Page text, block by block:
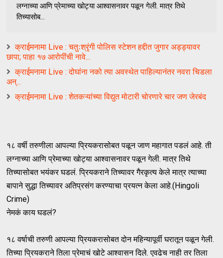
लग्नाच्या आणि प्रेमाच्या खोट्या आश्वासनावर पळून गेली. मात्र तिथे
तिच्यासोब...
क्राईमनामा Live : चतुःश्रृंगी पोलिस स्टेशन हद्दीत जुगार अड्ड्यावर
छापा; पाहा १७ आरोपींची नावे...
क्राईमनामा Live : दोघांना नको त्या अवस्थेत पाहिल्यानंतर नवरा चिडला
अन्...
क्राईमनामा Live : शेतकऱ्यांच्या विद्युत मोटारी चोरणारे चार जण जेरबंद
१८ वर्षी तरुणीला आपल्या प्रियकरासोबत पळून जाण महागात पडलं आहे. ती
लग्नाच्या आणि प्रेमाच्या खोट्या आश्वासनावर पळून गेली. मात्र तिथे
तिच्यासोबत भयंकर घडलं. प्रियकराने तिच्यावर गैरकृत्य केले मात्र त्याच्या
बापाने सुद्धा तिच्यावर अतिप्रसंग करण्याचा प्रयत्न केला आहे.(Hingoli
Crime)
नेमकं काय घडलं?
१८ वर्षाची तरुणी आपल्या प्रियकरासोबत दोन महिन्यापूर्वी घरातून पळून गेली.
तिच्या प्रियकराने तिला प्रेमाचं खोटे आश्वासन दिले. एवढेच नाही तर तिला